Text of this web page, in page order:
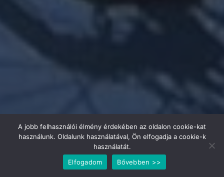
A jobb felhasználói élmény érdekében az oldalon cookie-kat
használunk. Oldalunk használatával, Ön elfogadja a cookie-k
használatát.
Elfogadom
Bővebben >>